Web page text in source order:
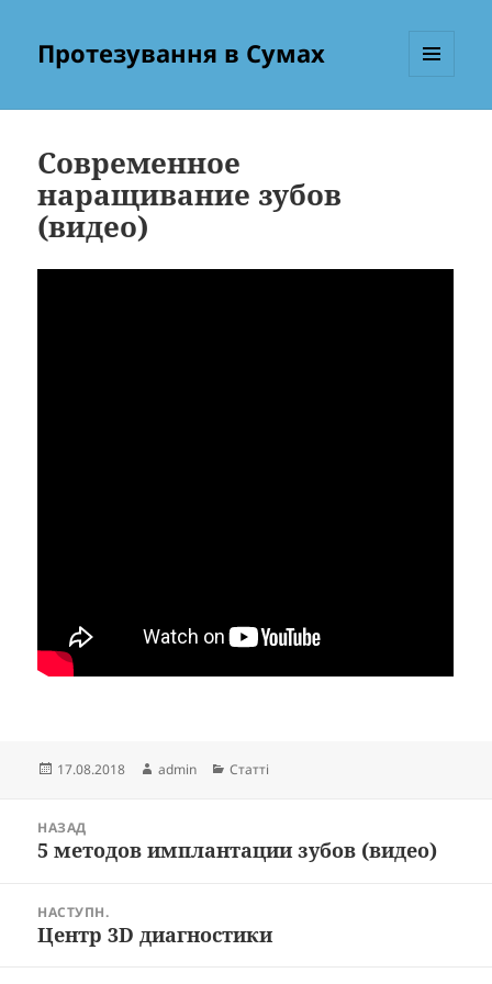
Протезування в Сумах
Современное
наращивание зубов
(видео)
Опубліковано
17.08.2018 Автор
admin Категорії
Статті
записівНАЗАД
Попередній
5 методов имплантации зубов (видео)
НАСТУПН.
Наступний
Центр 3D диагностики